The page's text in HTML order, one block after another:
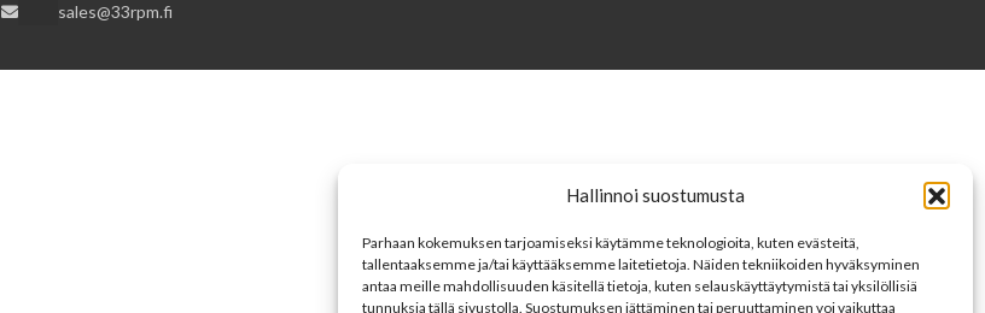
Hallinnoi suostumusta
Parhaan kokemuksen tarjoamiseksi käytämme teknologioita, kuten evästeitä,
tallentaaksemme ja/tai käyttääksemme laitetietoja. Näiden tekniikoiden hyväksyminen
antaa meille mahdollisuuden käsitellä tietoja, kuten selauskäyttäytymistä tai yksilöllisiä
tunnuksia tällä sivustolla. Suostumuksen jättäminen tai peruuttaminen voi vaikuttaa
sales@33rpm.fi